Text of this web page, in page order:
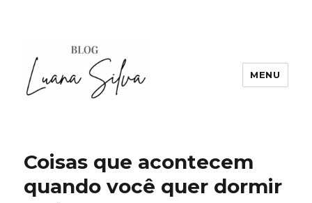
MENU
Coisas que acontecem
quando você quer dormir